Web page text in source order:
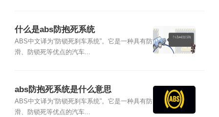
什么是abs防抱死系统
ABS中文译为“防锁死刹车系统”。它是一种具有防
滑、防锁死等优点的汽车...
abs防抱死系统是什么意思
ABS中文译为“防锁死刹车系统”。它是一种具有防
滑、防锁死等优点的汽车...